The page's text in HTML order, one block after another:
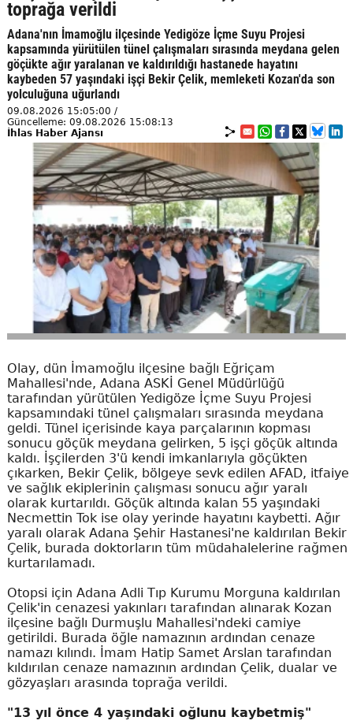
toprağa verildi
Adana'nın İmamoğlu ilçesinde Yedigöze İçme Suyu Projesi
kapsamında yürütülen tünel çalışmaları sırasında meydana gelen
göçükte ağır yaralanan ve kaldırıldığı hastanede hayatını
kaybeden 57 yaşındaki işçi Bekir Çelik, memleketi Kozan'da son
yolculuğuna uğurlandı
09.08.2026 15:05:00 /
Güncelleme: 09.08.2026 15:08:13
İhlas Haber Ajansı
Olay, dün İmamoğlu ilçesine bağlı Eğriçam
Mahallesi'nde, Adana ASKİ Genel Müdürlüğü
tarafından yürütülen Yedigöze İçme Suyu Projesi
kapsamındaki tünel çalışmaları sırasında meydana
geldi. Tünel içerisinde kaya parçalarının kopması
sonucu göçük meydana gelirken, 5 işçi göçük altında
kaldı. İşçilerden 3'ü kendi imkanlarıyla göçükten
çıkarken, Bekir Çelik, bölgeye sevk edilen AFAD, itfaiye
ve sağlık ekiplerinin çalışması sonucu ağır yaralı
olarak kurtarıldı. Göçük altında kalan 55 yaşındaki
Necmettin Tok ise olay yerinde hayatını kaybetti. Ağır
yaralı olarak Adana Şehir Hastanesi'ne kaldırılan Bekir
Çelik, burada doktorların tüm müdahalelerine rağmen
kurtarılamadı.
Otopsi için Adana Adli Tıp Kurumu Morguna kaldırılan
Çelik'in cenazesi yakınları tarafından alınarak Kozan
ilçesine bağlı Durmuşlu Mahallesi'ndeki camiye
getirildi. Burada öğle namazının ardından cenaze
namazı kılındı. İmam Hatip Samet Arslan tarafından
kıldırılan cenaze namazının ardından Çelik, dualar ve
gözyaşları arasında toprağa verildi.
"13 yıl önce 4 yaşındaki oğlunu kaybetmiş"